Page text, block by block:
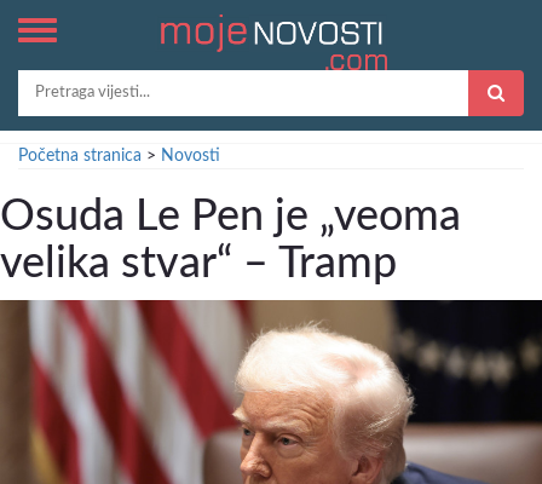
Početna stranica > Novosti
Osuda Le Pen je „veoma
velika stvar“ – Tramp